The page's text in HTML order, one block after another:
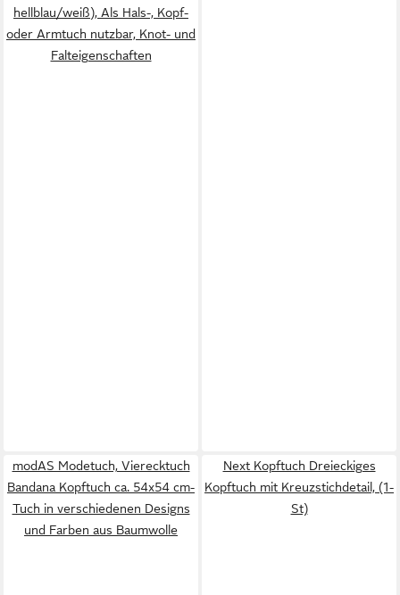
hellblau/weiß), Als Hals-, Kopf-
oder Armtuch nutzbar, Knot- und
Falteigenschaften
modAS Modetuch, Vierecktuch
Bandana Kopftuch ca. 54x54 cm-
Tuch in verschiedenen Designs
und Farben aus Baumwolle
Next Kopftuch Dreieckiges
Kopftuch mit Kreuzstichdetail, (1-
St)